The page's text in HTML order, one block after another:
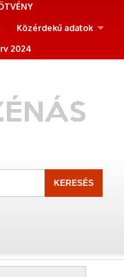
Közérdekű adatok
2024